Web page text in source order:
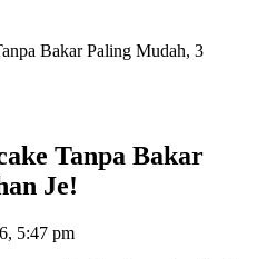
Bakar Paling Mudah, 3
Tanpa Bakar
Je!
5:47 pm